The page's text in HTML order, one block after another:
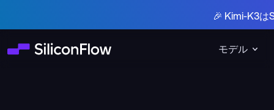
モデル
🎉 Kimi-K3